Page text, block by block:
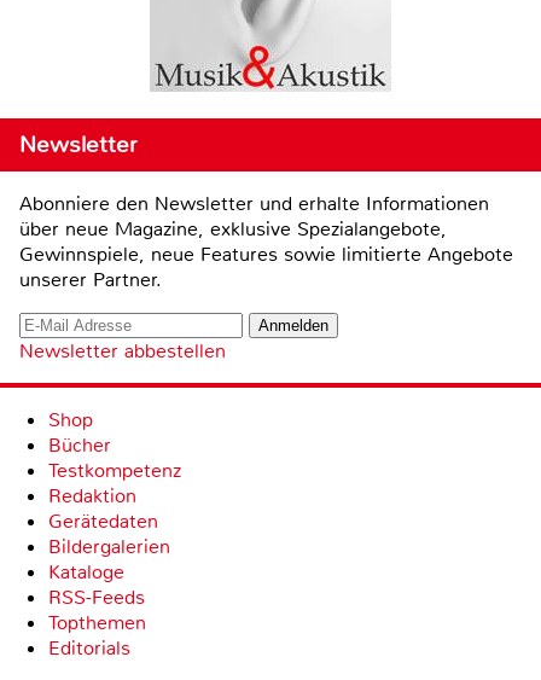
Newsletter
Abonniere den Newsletter und erhalte Informationen
über neue Magazine, exklusive Spezialangebote,
Gewinnspiele, neue Features sowie limitierte Angebote
unserer Partner.
Newsletter abbestellen
Shop
Bücher
Testkompetenz
Redaktion
Gerätedaten
Bildergalerien
Kataloge
RSS-Feeds
Topthemen
Editorials